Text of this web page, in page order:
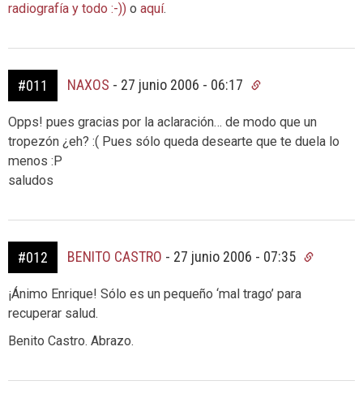
radiografía y todo :-)) o aquí.
#011 NAXOS - 27 junio 2006 - 06:17
Opps! pues gracias por la aclaración… de modo que un
tropezón ¿eh? :( Pues sólo queda desearte que te duela lo
menos :P
saludos
#012 BENITO CASTRO - 27 junio 2006 - 07:35
¡Ánimo Enrique! Sólo es un pequeño ‘mal trago’ para
recuperar salud.
Benito Castro. Abrazo.